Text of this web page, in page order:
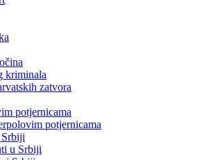
kriminala
zatvora
potjernicama
potjernicama
Srbiji
u Srbiji